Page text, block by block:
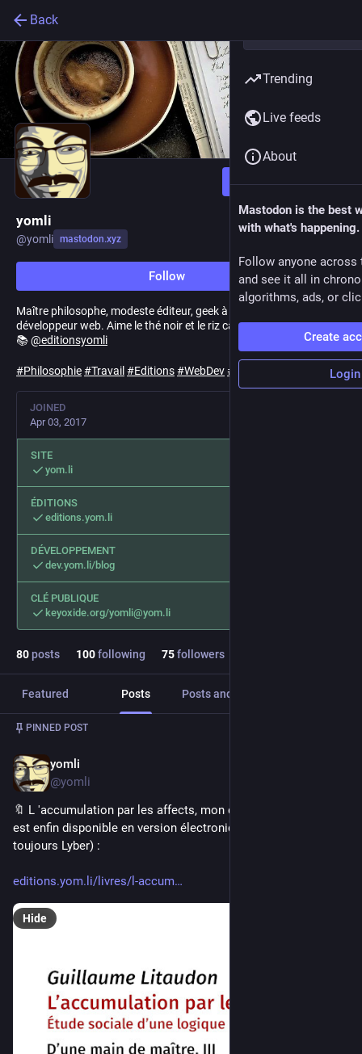
Back
Follow
yomli
@yomli mastodon.xyz
Follow
Maître philosophe, modeste éditeur, geek à ses heures et parfois
développeur web. Aime le thé noir et le riz cantonais.
📚@editionsyomli
#Philosophie#Travail #Editions#WebDev# FOSS
JOINED
Apr 03, 2017
SITE
yom.li
ÉDITIONS
editions.yom.li
DÉVELOPPEMENT
dev.yom.li/blog
CLÉ PUBLIQUE
keyoxide.org/yomli@yom.li
80posts 100following 75followers
Featured Posts Posts and replies
PINNED POST
yomli
@yomli
🔖 L 'accumulation par les affects, mon dernier livre en date,
est enfin disponible en version électronique (ePub, Kindle et
toujours Lyber) :
editions.yom.li/livres/l-accum
Hide
Trending
Live feeds
About
Mastodon is the best
with what's happening.
Follow anyone across
and see it all in
algorithms, ads, or
Create
Login